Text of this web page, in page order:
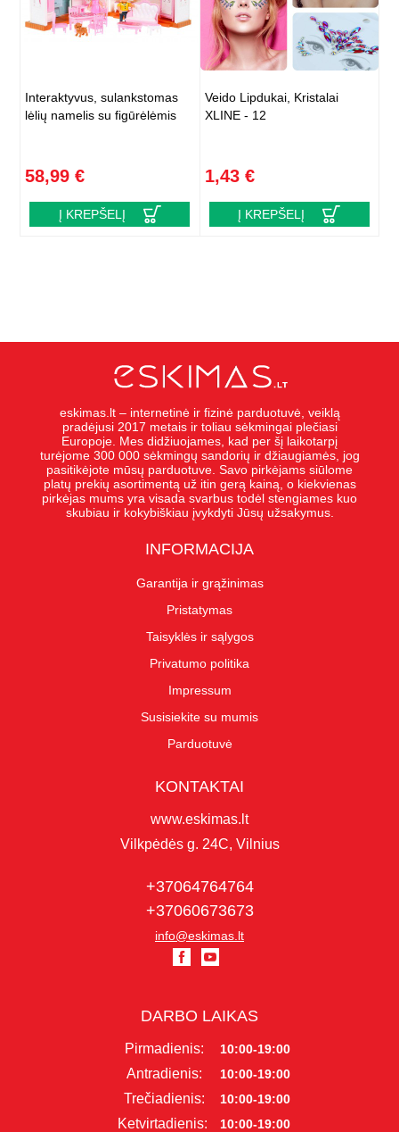
Interaktyvus, sulankstomas
lėlių namelis su figūrėlėmis
58,99 €
Į KREPŠELĮ
Veido Lipdukai, Kristalai
XLINE - 12
1,43 €
Į KREPŠELĮ
eskimas.lt – internetinė ir fizinė parduotuvė, veiklą
pradėjusi 2017 metais ir toliau sėkmingai plečiasi
Europoje. Mes didžiuojames, kad per šį laikotarpį
turėjome 300 000 sėkmingų sandorių ir džiaugiamės, jog
pasitikėjote mūsų parduotuve. Savo pirkėjams siūlome
platų prekių asortimentą už itin gerą kainą, o kiekvienas
pirkėjas mums yra visada svarbus todėl stengiames kuo
skubiau ir kokybiškiau įvykdyti Jūsų užsakymus.
INFORMACIJA
Garantija ir grąžinimas
Pristatymas
Taisyklės ir sąlygos
Privatumo politika
Impressum
Susisiekite su mumis
Parduotuvė
KONTAKTAI
www.eskimas.lt
Vilkpėdės g. 24C, Vilnius
+37064764764
+37060673673
info@eskimas.lt
DARBO LAIKAS
Pirmadienis: 10:00-19:00
Antradienis: 10:00-19:00
Trečiadienis: 10:00-19:00
Ketvirtadienis: 10:00-19:00